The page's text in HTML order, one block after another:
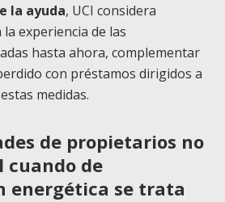
la ayuda, UCI considera
experiencia de las
hasta ahora, complementar
con préstamos dirigidos a
medidas.
de propietarios no
de
energética se trata